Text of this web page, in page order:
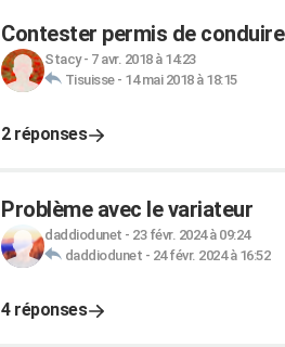
Contester permis de conduire
Stacy- 7 avr. 2018 à 14:23
Tisuisse- 14 mai 2018 à 18:15
2 réponses
Problème avec le variateur
daddiodunet - 23 févr. 2024 à 09:24
daddiodunet - 24 févr. 2024 à 16:52
4 réponses